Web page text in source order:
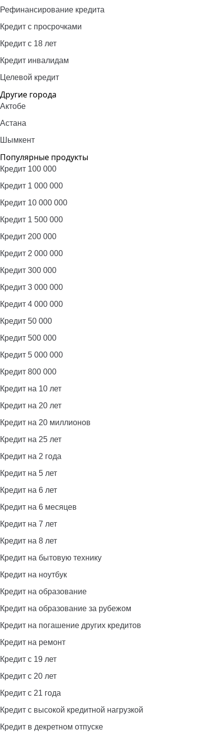
Рефинансирование кредита
Кредит с просрочками
Кредит с 18 лет
Кредит инвалидам
Целевой кредит
Другие города
Актобе
Астана
Шымкент
Популярные продукты
Кредит 100 000
Кредит 1 000 000
Кредит 10 000 000
Кредит 1 500 000
Кредит 200 000
Кредит 2 000 000
Кредит 300 000
Кредит 3 000 000
Кредит 4 000 000
Кредит 50 000
Кредит 500 000
Кредит 5 000 000
Кредит 800 000
Кредит на 10 лет
Кредит на 20 лет
Кредит на 20 миллионов
Кредит на 25 лет
Кредит на 2 года
Кредит на 5 лет
Кредит на 6 лет
Кредит на 6 месяцев
Кредит на 7 лет
Кредит на 8 лет
Кредит на бытовую технику
Кредит на ноутбук
Кредит на образование
Кредит на образование за рубежом
Кредит на погашение других кредитов
Кредит на ремонт
Кредит с 19 лет
Кредит с 20 лет
Кредит с 21 года
Кредит с высокой кредитной нагрузкой
Кредит в декретном отпуске